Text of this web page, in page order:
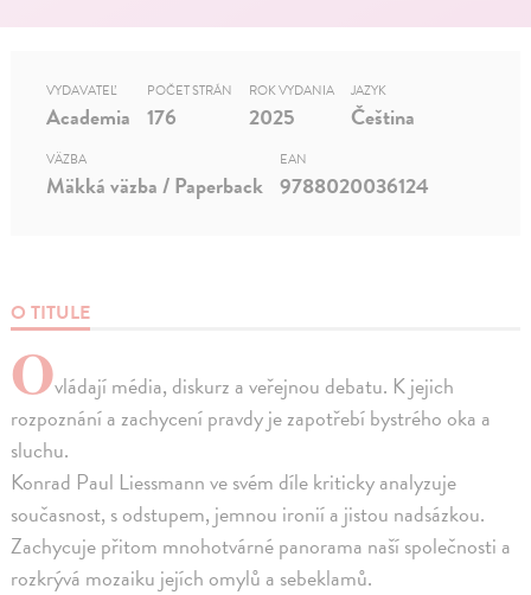
O TITULE
Ovládají média, diskurz a veřejnou debatu. K jejich
rozpoznání a zachycení pravdy je zapotřebí bystrého oka a
sluchu.
Konrad Paul Liessmann ve svém díle kriticky analyzuje
současnost, s odstupem, jemnou ironií a jistou nadsázkou.
Zachycuje přitom mnohotvárné panorama naší společnosti a
rozkrývá mozaiku jejích omylů a sebeklamů.
VYDAVATEĽ
Academia
POČET STRÁN
176
ROK VYDANIA
2025
JAZYK
Čeština
VÄZBA
Mäkká väzba / Paperback
EAN
9788020036124